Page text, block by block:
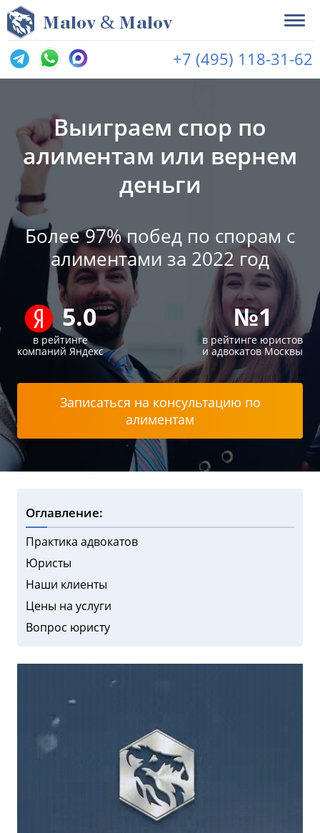
Malov & Malov
+7 (495) 118-31-62
Выиграем спор по
алиментам или вернем
деньги
Более 97% побед по спорам с
алиментами за 2022 год
5.0
в рейтинге
компаний Яндекс
№1
в рейтинге юристов
и адвокатов Москвы
Записаться на консультацию по
алиментам
Оглавление:
Практика адвокатов
Юристы
Наши клиенты
Цены на услуги
Вопрос юристу